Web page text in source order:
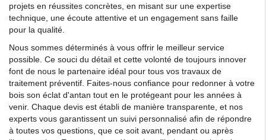
projets en réussites concrètes, en misant sur une expertise
technique, une écoute attentive et un engagement sans faille
pour la qualité.
Nous sommes déterminés à vous offrir le meilleur service
possible. Ce souci du détail et cette volonté de toujours innover
font de nous le partenaire idéal pour tous vos travaux de
traitement préventif. Faites-nous confiance pour redonner à votre
bois son éclat d'antan tout en le protégeant pour les années à
venir. Chaque devis est établi de manière transparente, et nos
experts vous garantissent un suivi personnalisé afin de répondre
à toutes vos questions, que ce soit avant, pendant ou après